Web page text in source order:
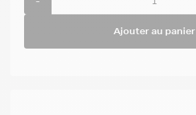
Ajouter au panier